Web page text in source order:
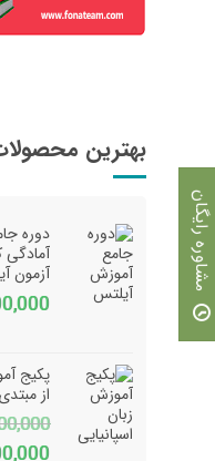
بهترین
دوره
آمادگی
آزمون
پکیج
از مبتدی
قیمت
مشاوره رایگان